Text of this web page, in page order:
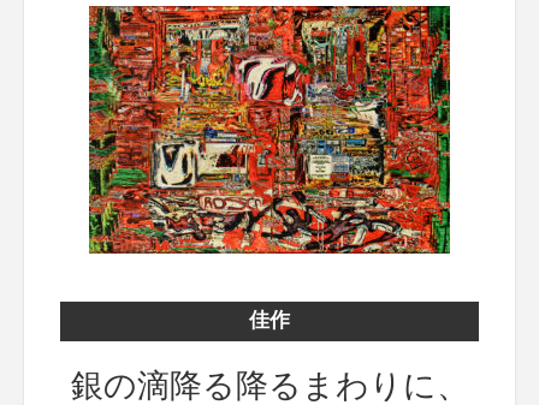
佳作
銀の滴降る降るまわりに、